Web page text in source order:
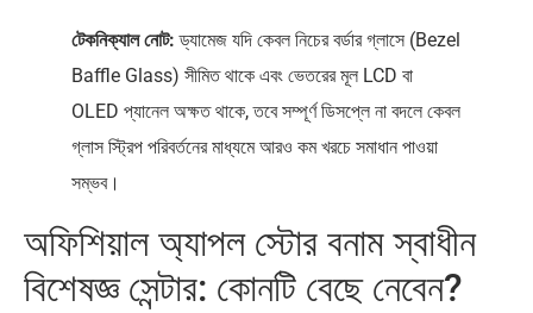
টেকনিক্যাল নোট: ড্যামেজ যদি কেবল নিচের বর্ডার গ্লাসে (Bezel
Baffle Glass) সীমিত থাকে এবং ভেতরের মূল LCD বা
OLED প্যানেল অক্ষত থাকে, তবে সম্পূর্ণ ডিসপ্লে না বদলে কেবল
গ্লাস স্ট্রিপ পরিবর্তনের মাধ্যমে আরও কম খরচে সমাধান পাওয়া
সম্ভব।
অফিশিয়াল অ্যাপল স্টোর বনাম স্বাধীন
বিশেষজ্ঞ সেন্টার: কোনটি বেছে নেবেন?